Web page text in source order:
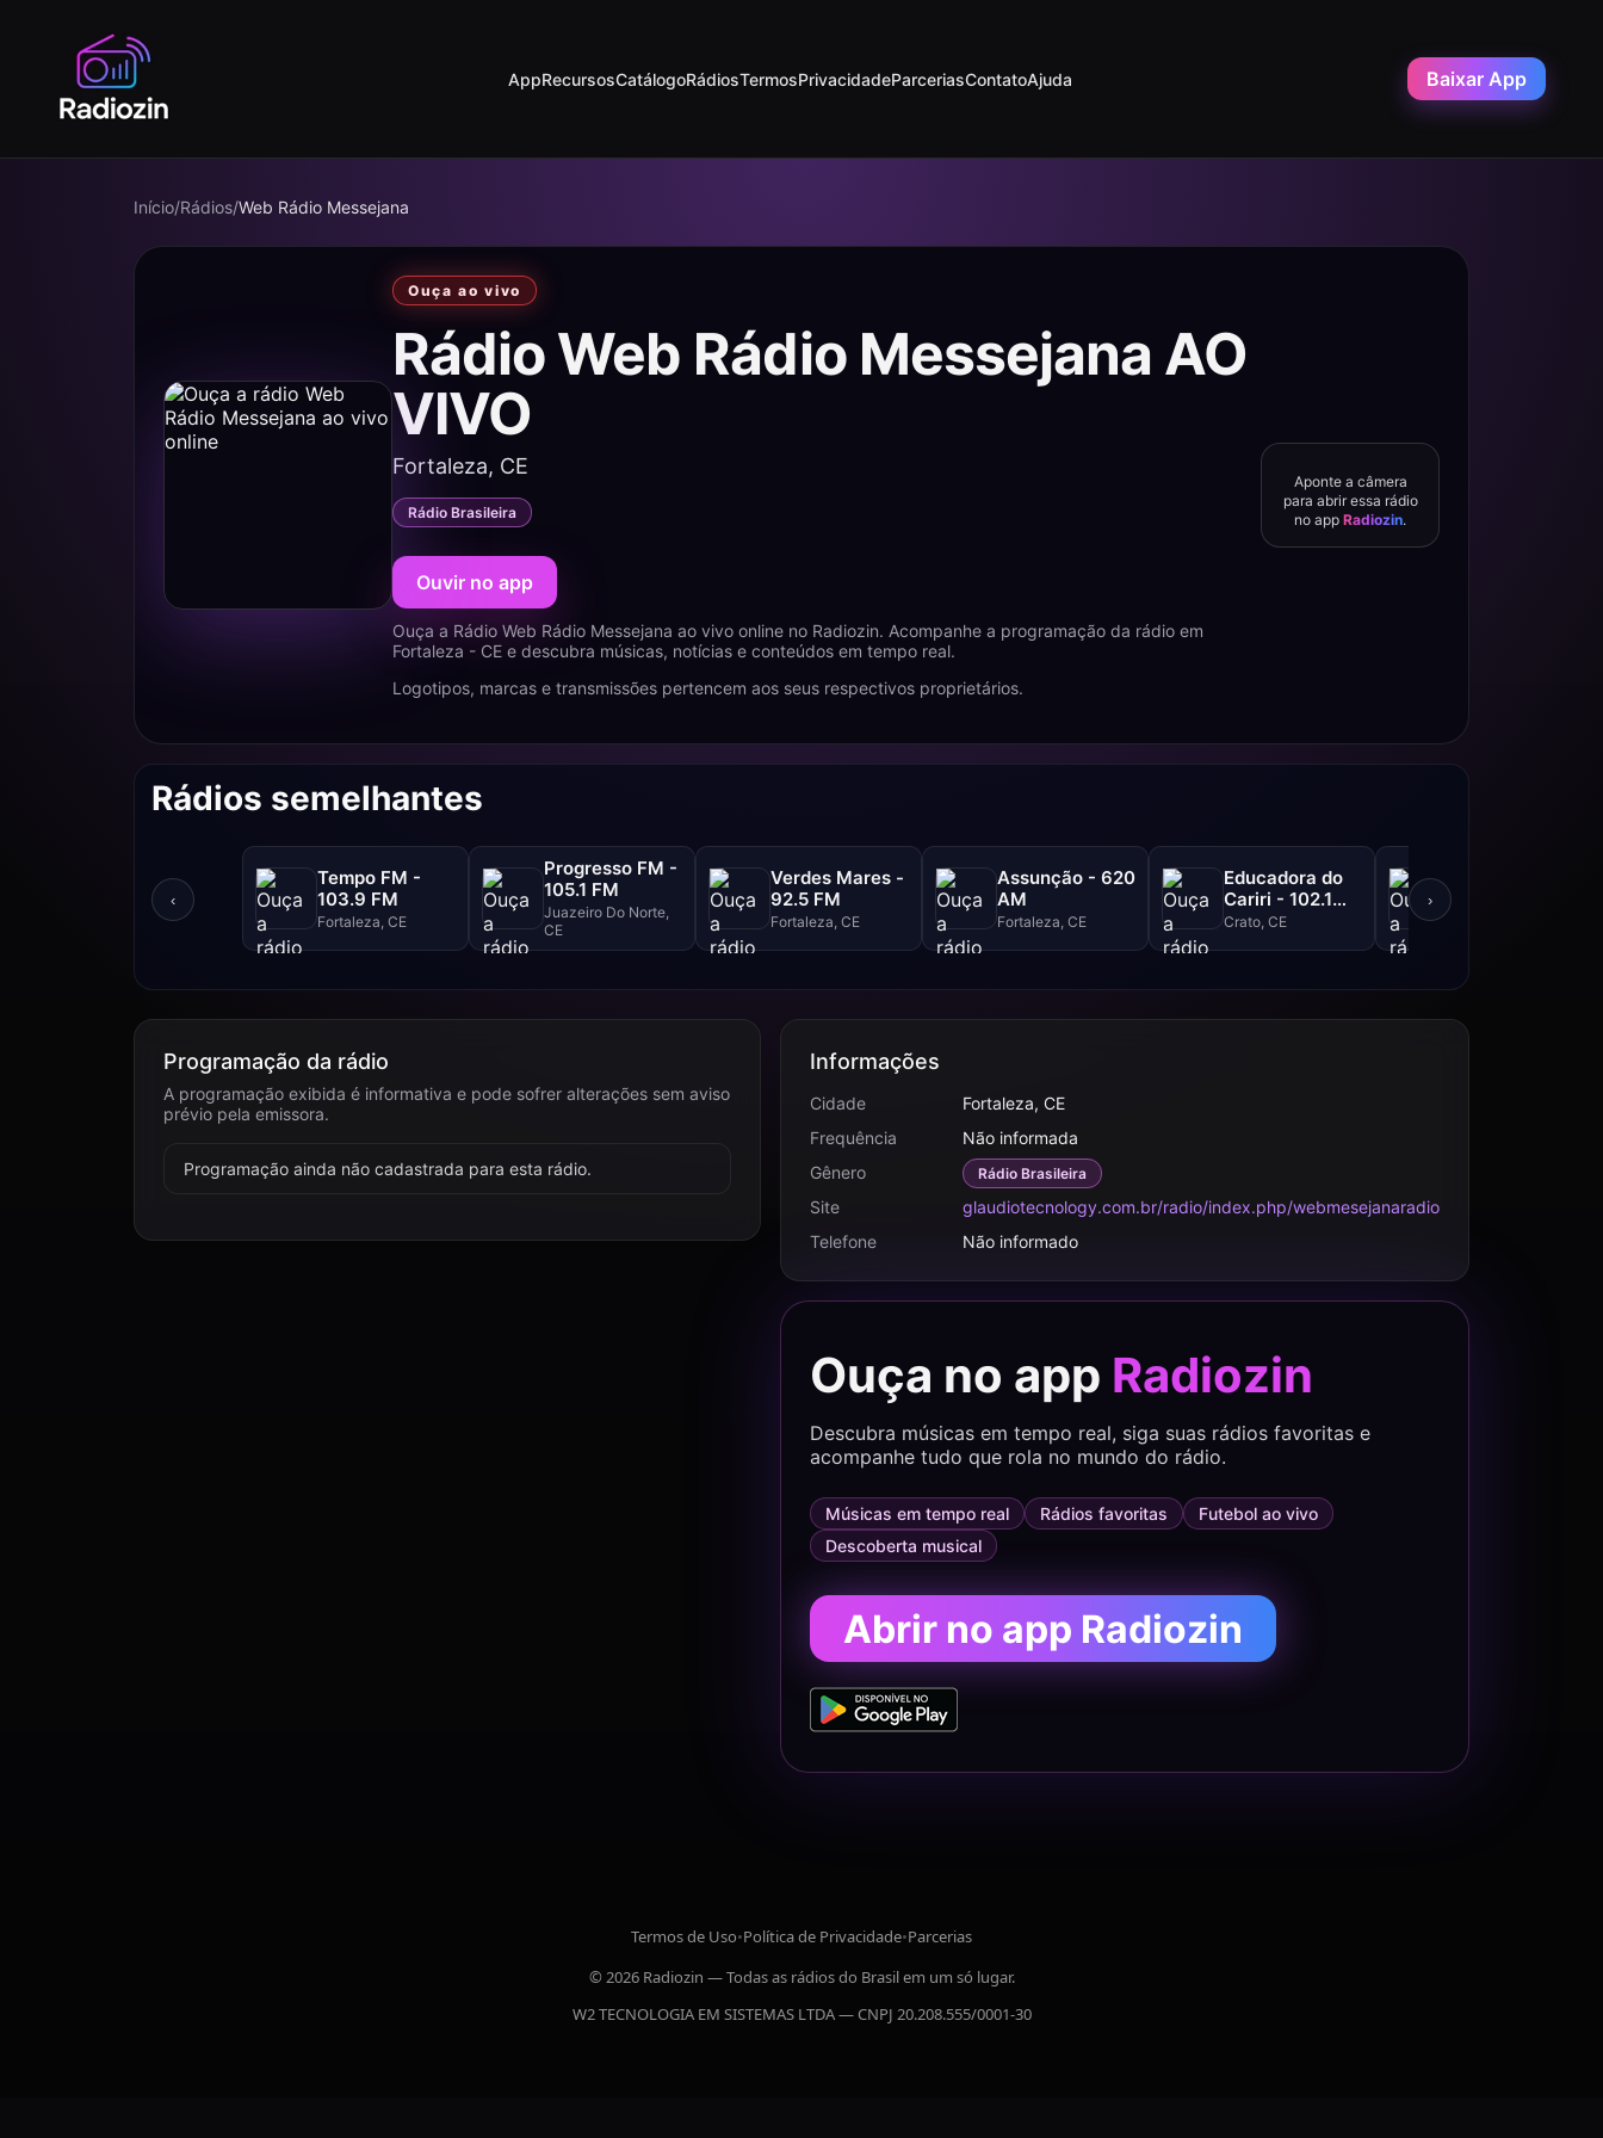
AppRecursosCatálogoRádiosTermosPrivacidadeParceriasContatoAjuda Baixar App
Início/Rádios/Web Rádio Messejana
Ouça ao vivo
Rádio Web Rádio Messejana AO
VIVO
Fortaleza, CE
Rádio Brasileira
Ouvir no app
Ouça a Rádio Web Rádio Messejana ao vivo online no Radiozin. Acompanhe a programação da rádio em
Fortaleza - CE e descubra músicas, notícias e conteúdos em tempo real.
Logotipos, marcas e transmissões pertencem aos seus respectivos proprietários.
Aponte a câmera
para abrir essa rádio
no appRadiozin.
Rádios semelhantes
‹
Tempo FM -
103.9 FM
Fortaleza, CE
Progresso FM -
105.1 FM
Juazeiro Do Norte,
CE
Verdes Mares -
92.5 FM
Fortaleza, CE
Assunção - 620
AM
Fortaleza, CE
Educadora do
Cariri - 102.1
FM
Crato, CE
105.3 FM
›
Programação da rádio
A programação exibida é informativa e pode sofrer alterações sem aviso
prévio pela emissora.
Programação ainda não cadastrada para esta rádio.
Informações
Cidade
Fortaleza, CE
Frequência
Não informada
Gênero
Rádio Brasileira
Site
glaudiotecnology.com.br/radio/index.php/webmesejanaradio
Telefone
Não informado
Ouça no app Radiozin
Descubra músicas em tempo real, siga suas rádios favoritas e
acompanhe tudo que rola no mundo do rádio.
Músicas em tempo real Rádios favoritas
Futebol ao vivo
Descoberta musical
Abrir no app Radiozin
Termos de Uso•Política de Privacidade•Parcerias
© 2026 Radiozin — Todas as rádios do Brasil em um só lugar.
W2 TECNOLOGIA EM SISTEMAS LTDA — CNPJ 20.208.555/0001-30